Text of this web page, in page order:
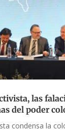
las
del poder
condensa la